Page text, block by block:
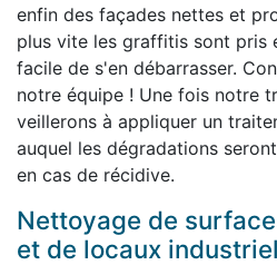
enfin des façades nettes et
plus vite les graffitis sont pris
facile de s'en débarrasser.
notre équipe ! Une fois notre
veillerons à appliquer un
auquel les dégradations
en cas de récidive.
Nettoyage de
et de locaux